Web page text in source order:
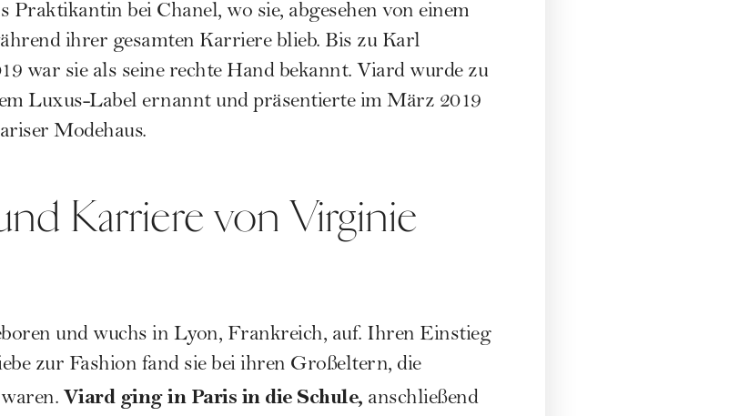
Praktikantin bei Chanel, wo sie, abgesehen von einem
ihrer gesamten Karriere blieb. Bis zu Karl
war sie als seine rechte Hand bekannt. Viard wurde zu
Luxus-Label ernannt und präsentierte im März 2019
Modehaus.
Karriere von Virginie
und wuchs in Lyon, Frankreich, auf. Ihren Einstieg
zur Fashion fand sie bei ihren Großeltern, die
Viard ging in Paris in die Schule, anschließend